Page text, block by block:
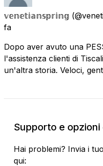
𝕧𝕖𝕟𝕖𝕥𝕚𝕒𝕟𝕤𝕡𝕣𝕚𝕟𝕘
fa
Dopo aver avuto una
l'assistenza clienti di
un'altra storia. Veloci,
Supporto e
Hai problemi? Invia i
qui: